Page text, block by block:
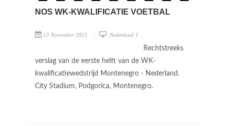
NOS WK-KWALIFICATIE VOETBAL
13 November 2021 Nederland 1
Rechtstreeks
verslag van de eerste helft van de WK-
kwalificatiewedstrijd Montenegro - Nederland.
City Stadium, Podgorica, Montenegro.